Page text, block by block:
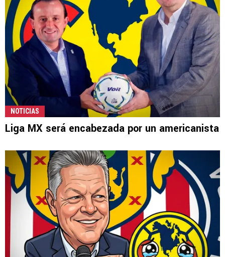
NOTICIAS
Liga MX será encabezada por un americanista